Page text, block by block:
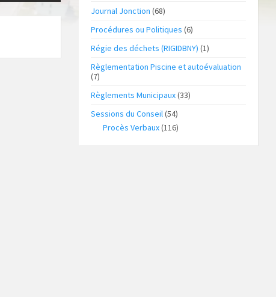
Journal Jonction (68)
Procédures ou Politiques (6)
Régie des déchets (RIGIDBNY) (1)
Règlementation Piscine et autoévaluation
(7)
Règlements Municipaux(33)
Sessions du Conseil(54)
Procès Verbaux(116)